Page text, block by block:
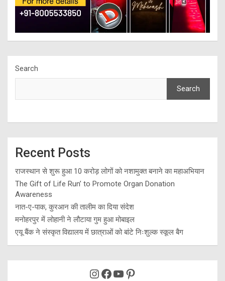
Search
Search
Recent Posts
राजस्थान से शुरू हुआ 10 करोड़ लोगों को नशामुक्त बनाने का महाअभियान
The Gift of Life Run’ to Promote Organ Donation
Awareness
नात-ए-पाक, कुरआन की तालीम का दिया संदेश
मनोहरपुर में लोहानी ने लौटाया गुम हुआ मोबाइल
एयू बैंक ने संस्कृत विद्यालय में छात्राओं को बांटे निःशुल्क स्कूल बैग
Instagram
Facebook
YouTube
Pinterest